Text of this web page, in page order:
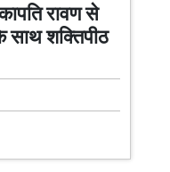
रावण से
साथ शक्तिपीठ